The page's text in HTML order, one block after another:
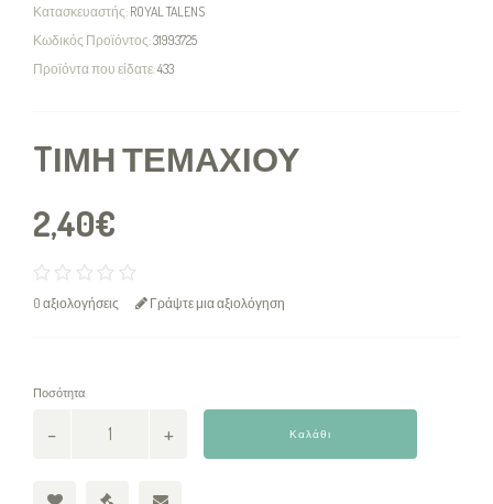
Κατασκευαστής: ROYAL TALENS
Κωδικός Προϊόντος:31993725
Προϊόντα που είδατε:433
TΙΜΉ ΤΕΜΑΧΊΟΥ
2,40€
0 αξιολογήσεις Γράψτε μια αξιολόγηση
Ποσότητα
Καλάθι